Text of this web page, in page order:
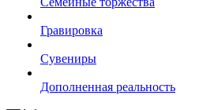
Гравировка
Сувениры
Дополненная реальность